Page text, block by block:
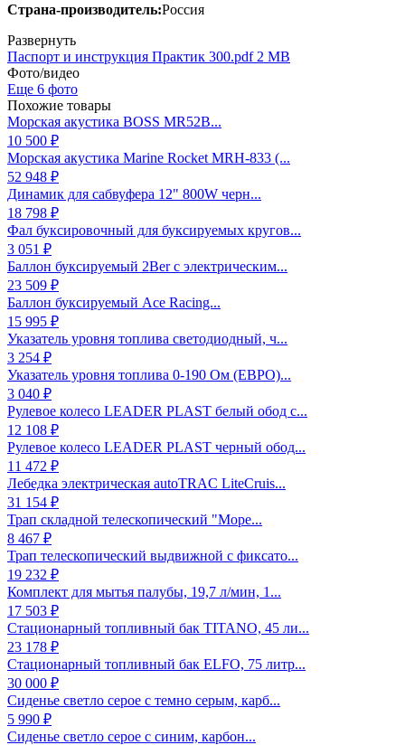
Страна-производитель:Россия
Развернуть
Паспорт и инструкция Практик 300.pdf 2 MB
Фото/видео
Еще 6 фото
Похожие товары
Морская акустика BOSS MR52B...
10 500 ₽
Морская акустика Marine Rocket MRH-833 (...
52 948 ₽
Динамик для сабвуфера 12" 800W черн...
18 798 ₽
Фал буксировочный для буксируемых кругов...
3 051 ₽
Баллон буксируемый 2Ber с электрическим...
23 509 ₽
Баллон буксируемый Ace Racing...
15 995 ₽
Указатель уровня топлива светодиодный, ч...
3 254 ₽
Указатель уровня топлива 0-190 Ом (ЕВРО)...
3 040 ₽
Рулевое колесо LEADER PLAST белый обод с...
12 108 ₽
Рулевое колесо LEADER PLAST черный обод...
11 472 ₽
Лебедка электрическая autoTRAC LiteCruis...
31 154 ₽
Трап складной телескопический "Море...
8 467 ₽
Трап телескопический выдвижной с фиксато...
19 232 ₽
Комплект для мытья палубы, 19,7 л/мин, 1...
17 503 ₽
Стационарный топливный бак TITANO, 45 ли...
23 178 ₽
Стационарный топливный бак ELFO, 75 литр...
30 000 ₽
Сиденье светло серое с темно серым, карб...
5 990 ₽
Сиденье светло серое с синим, карбон...